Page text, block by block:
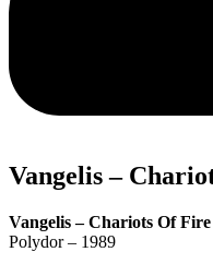
Vangelis –
Vangelis – Chariots Of Fire
Polydor – 1989